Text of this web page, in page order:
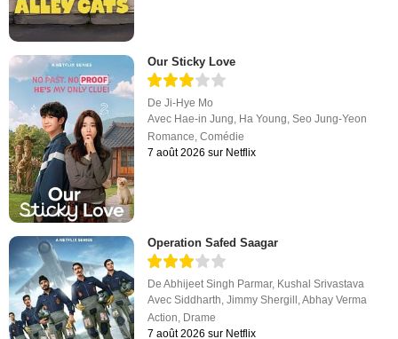
Our Sticky Love
DeJi-Hye Mo
Avec Hae-in Jung, Ha Young,Seo Jung-Yeon
Romance,Comédie
7 août 2026 sur Netflix
Operation Safed Saagar
DeAbhijeet Singh Parmar, Kushal Srivastava
AvecSiddharth ,Jimmy Shergill ,Abhay Verma
Action Drame
7 août 2026 sur Netflix